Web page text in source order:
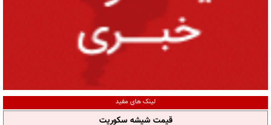
لینک های مفید
قیمت شیشه سکوریت